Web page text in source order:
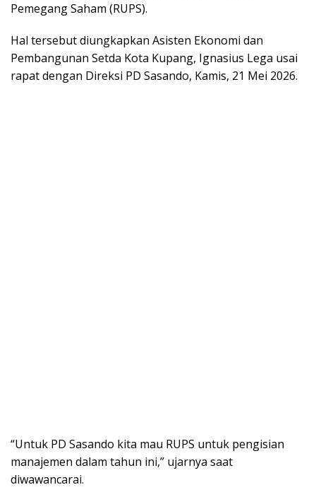
Pemegang Saham (RUPS).
Hal tersebut diungkapkan Asisten Ekonomi dan
Pembangunan Setda Kota Kupang, Ignasius Lega usai
rapat dengan Direksi PD Sasando, Kamis, 21 Mei 2026.
“Untuk PD Sasando kita mau RUPS untuk pengisian
manajemen dalam tahun ini,” ujarnya saat
diwawancarai.